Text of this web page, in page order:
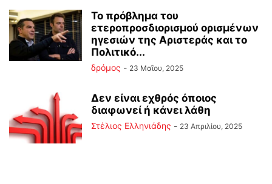
Το πρόβλημα του
ετεροπροσδιορισμού ορισμένων
ηγεσιών της Αριστεράς και το
Πολιτικό...
δρόμος - 23 Μαΐου, 2025
Δεν είναι εχθρός όποιος
διαφωνεί ή κάνει λάθη
Στέλιος Ελληνιάδης - 23 Απριλίου, 2025